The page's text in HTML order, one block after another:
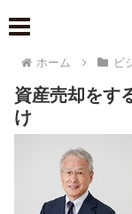
ホーム ビ
資産売却をす
け